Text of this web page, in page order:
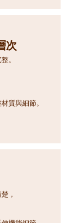
次
。
質與細節。
，